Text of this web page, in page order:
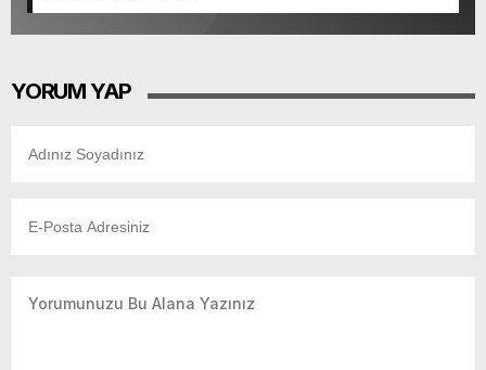
YORUM YAP